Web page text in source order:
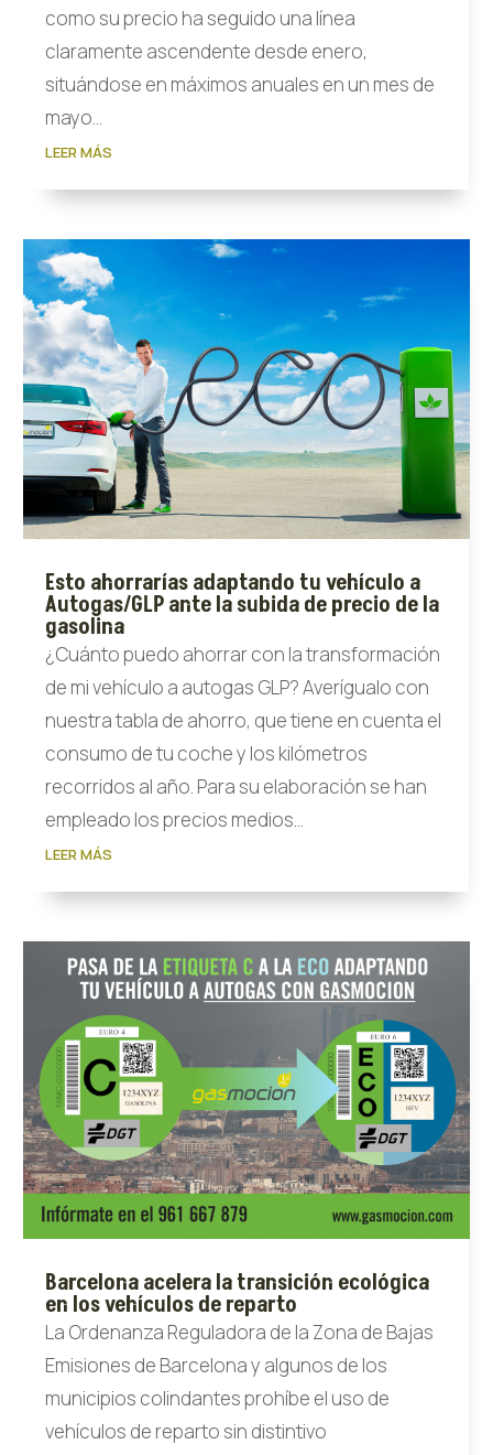
como su precio ha seguido una línea
claramente ascendente desde enero,
situándose en máximos anuales en un mes de
mayo...
LEER MÁS
Esto ahorrarías adaptando tu vehículo a
Autogas/GLP ante la subida de precio de la
gasolina
¿Cuánto puedo ahorrar con la transformación
de mi vehículo a autogas GLP? Averígualo con
nuestra tabla de ahorro, que tiene en cuenta el
consumo de tu coche y los kilómetros
recorridos al año. Para su elaboración se han
empleado los precios medios...
LEER MÁS
Barcelona acelera la transición ecológica
en los vehículos de reparto
La Ordenanza Reguladora de la Zona de Bajas
Emisiones de Barcelona y algunos de los
municipios colindantes prohíbe el uso de
vehículos de reparto sin distintivo